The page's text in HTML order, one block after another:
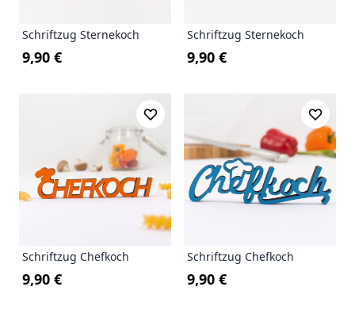
Schriftzug Sternekoch
9,90 €
Schriftzug Sternekoch
9,90 €
Schriftzug Chefkoch
9,90 €
Schriftzug Chefkoch
9,90 €